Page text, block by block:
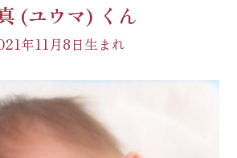
(ユウマ) くん
年11月8日生まれ